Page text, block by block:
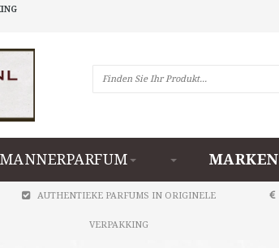
MANNERPARFUM MARKEN
AUTHENTIEKE PARFUMS IN ORIGINELE
VERPAKKING